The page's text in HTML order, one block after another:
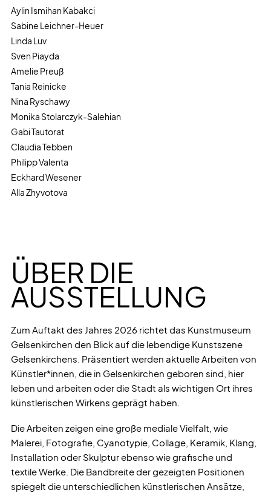
ÜBER DIE
AUSSTELLUNG
Zum Auftakt des Jahres 2026 richtet das Kunstmuseum
Gelsenkirchen den Blick auf die lebendige Kunstszene
Gelsenkirchens. Präsentiert werden aktuelle Arbeiten von
Künstler*innen, die in Gelsenkirchen geboren sind, hier
leben und arbeiten oder die Stadt als wichtigen Ort ihres
künstlerischen Wirkens geprägt haben.
Die Arbeiten zeigen eine große mediale Vielfalt, wie
Malerei, Fotografie, Cyanotypie, Collage, Keramik, Klang,
Installation oder Skulptur ebenso wie grafische und
textile Werke. Die Bandbreite der gezeigten Positionen
spiegelt die unterschiedlichen künstlerischen Ansätze,
Aylin Ismihan Kabakci
Sabine Leichner-Heuer
Linda Luv
Sven Piayda
Amelie Preuß
Tania Reinicke
Nina Ryschawy
Monika Stolarczyk-Salehian
Gabi Tautorat
Claudia Tebben
Philipp Valenta
Eckhard Wesener
Alla Zhyvotova